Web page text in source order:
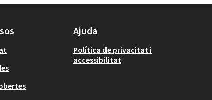
Ajuda
Política de privacitat i
accessibilitat